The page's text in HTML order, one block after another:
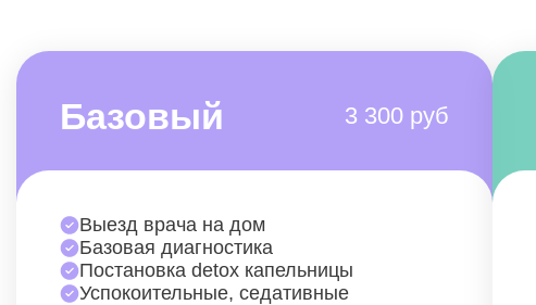
Базовый 3 300 руб
Выезд врача на дом
Базовая диагностика
Постановка detox капельницы
Успокоительные, седативные